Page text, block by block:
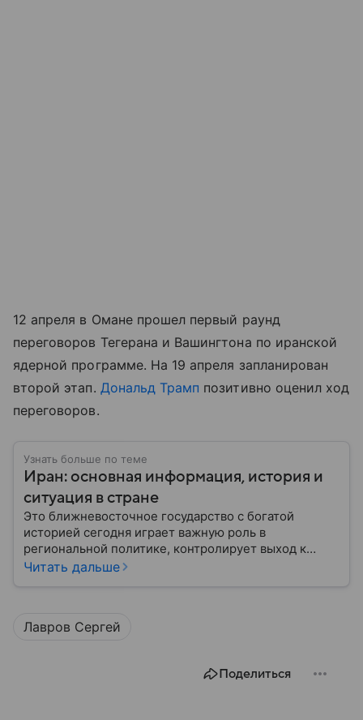
12 апреля в Омане прошел первый раунд
переговоров Тегерана и Вашингтона по иранской
ядерной программе. На 19 апреля запланирован
второй этап. Дональд Трамп позитивно оценил ход
переговоров.
Узнать больше по теме
Иран: основная информация, история и
ситуация в стране
Это ближневосточное государство с богатой
историей сегодня играет важную роль в
региональной политике, контролирует выход к
Персидскому заливу и Ормузскому проливу, а также
Читать дальше
Лавров Сергей
Поделиться